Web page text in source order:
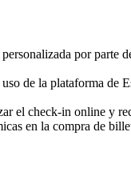
por
de la plataforma de
el check-in online y
en la compra de